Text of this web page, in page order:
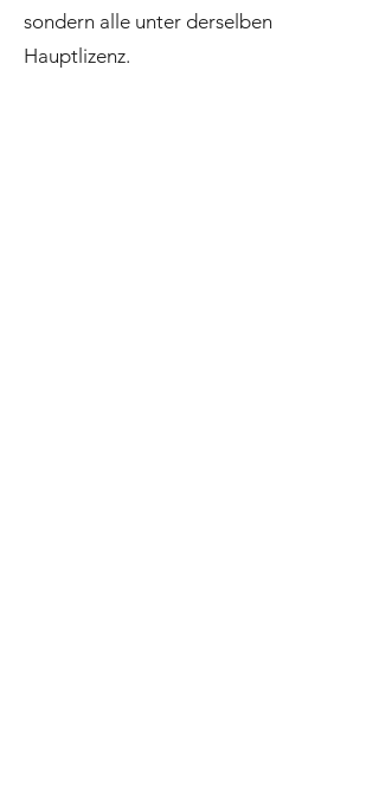
sondern alle unter derselben
Hauptlizenz.